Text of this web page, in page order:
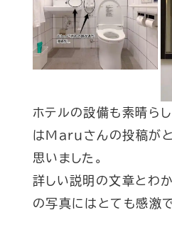
ホテルの設備も素晴ら
はMaruさんの投稿が
思いました。
詳しい説明の文章とわ
の写真にはとても感激で